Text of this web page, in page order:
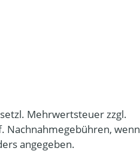
Mehrwertsteuer zzgl.
Nachnahmegebühren, wenn
angegeben.